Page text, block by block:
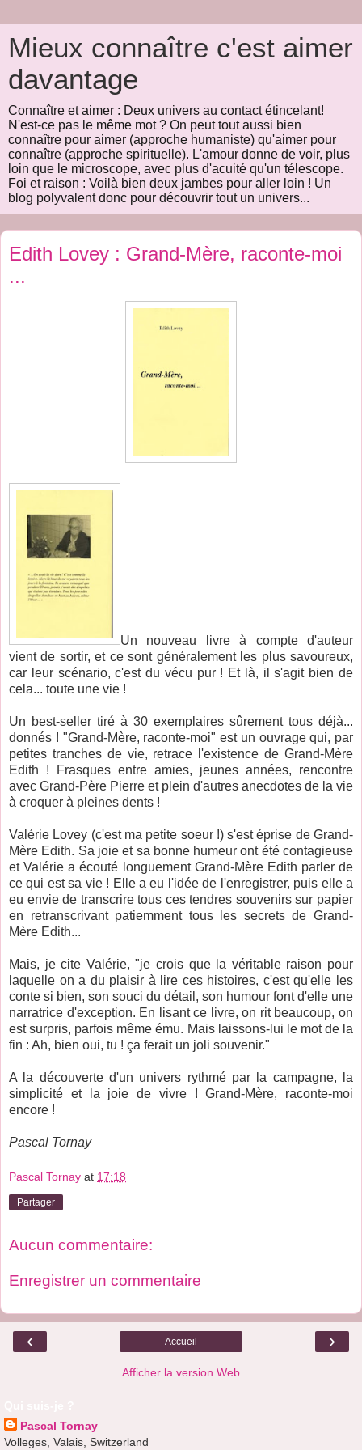
Mieux connaître c'est aimer
davantage
Connaître et aimer : Deux univers au contact étincelant!
N'est-ce pas le même mot ? On peut tout aussi bien
connaître pour aimer (approche humaniste) qu'aimer pour
connaître (approche spirituelle). L'amour donne de voir, plus
loin que le microscope, avec plus d'acuité qu'un télescope.
Foi et raison : Voilà bien deux jambes pour aller loin ! Un
blog polyvalent donc pour découvrir tout un univers...
Edith Lovey : Grand-Mère, raconte-moi
...
Un nouveau livre à compte d'auteur
vient de sortir, et ce sont généralement les plus savoureux,
car leur scénario, c'est du vécu pur ! Et là, il s'agit bien de
cela... toute une vie !
Un best-seller tiré à 30 exemplaires sûrement tous déjà...
donnés ! "Grand-Mère, raconte-moi" est un ouvrage qui, par
petites tranches de vie, retrace l'existence de Grand-Mère
Edith ! Frasques entre amies, jeunes années, rencontre
avec Grand-Père Pierre et plein d'autres anecdotes de la vie
à croquer à pleines dents !
Valérie Lovey (c'est ma petite soeur !) s'est éprise de Grand-
Mère Edith. Sa joie et sa bonne humeur ont été contagieuse
et Valérie a écouté longuement Grand-Mère Edith parler de
ce qui est sa vie ! Elle a eu l'idée de l'enregistrer, puis elle a
eu envie de transcrire tous ces tendres souvenirs sur papier
en retranscrivant patiemment tous les secrets de Grand-
Mère Edith...
Mais, je cite Valérie, "je crois que la véritable raison pour
laquelle on a du plaisir à lire ces histoires, c'est qu'elle les
conte si bien, son souci du détail, son humour font d'elle une
narratrice d'exception. En lisant ce livre, on rit beaucoup, on
est surpris, parfois même ému. Mais laissons-lui le mot de la
fin : Ah, bien oui, tu ! ça ferait un joli souvenir."
A la découverte d'un univers rythmé par la campagne, la
simplicité et la joie de vivre ! Grand-Mère, raconte-moi
encore !
Pascal Tornay
Pascal Tornay at 17:18
Partager
Aucun commentaire:
Enregistrer un commentaire
‹ ›
Accueil
Afficher la version Web
Pascal Tornay
Volleges, Valais, Switzerland